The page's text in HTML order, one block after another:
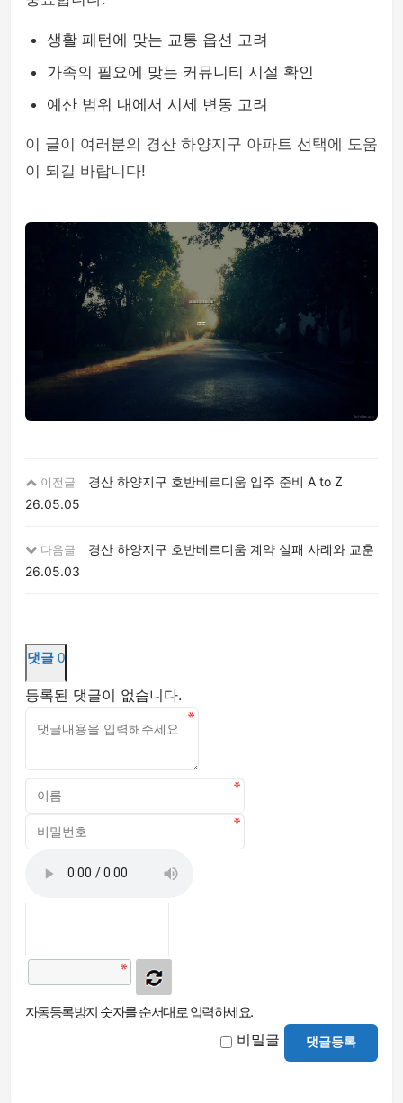
생활 패턴에 맞는 교통 옵션 고려
가족의 필요에 맞는 커뮤니티 시설 확인
예산 범위 내에서 시세 변동 고려
이 글이 여러분의 경산 하양지구 아파트 선택에 도움
이 되길 바랍니다!
이전글
경산 하양지구 호반베르디움 입주 준비 A to Z
26.05.05
다음글
경산 하양지구 호반베르디움 계약 실패 사례와 교훈
26.05.03
댓글 0
등록된 댓글이 없습니다.
자동등록방지 숫자를 순서대로 입력하세요.
비밀글 댓글등록